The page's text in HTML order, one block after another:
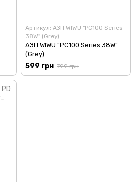
Артикул: АЗП WIWU "PC100 Series
38W" (Grey)
АЗП WIWU "PC100 Series 38W"
(Grey)
599 грн 799 грн